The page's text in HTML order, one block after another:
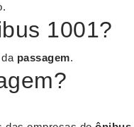
1001?
passagem.